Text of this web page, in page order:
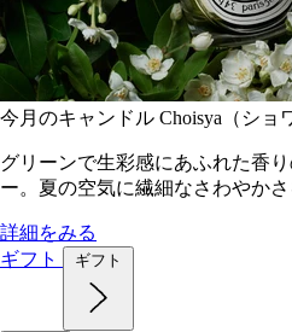
今月のキャンドル Choisya（ショ
グリーンで生彩感にあふれた香
ー。夏の空気に繊細なさわやかさ
詳細をみる
ギフト
ギフト